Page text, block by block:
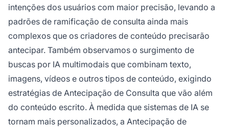
intenções dos usuários com maior precisão, levando a
padrões de ramificação de consulta ainda mais
complexos que os criadores de conteúdo precisarão
antecipar. Também observamos o surgimento de
buscas por IA multimodais que combinam texto,
imagens, vídeos e outros tipos de conteúdo, exigindo
estratégias de Antecipação de Consulta que vão além
do conteúdo escrito. À medida que sistemas de IA se
tornam mais personalizados, a Antecipação de